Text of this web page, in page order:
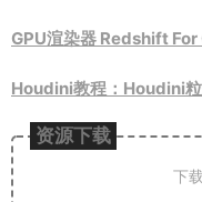
GPU渲染器 Redshift
Houdini教程：Houdini
资源下载
下